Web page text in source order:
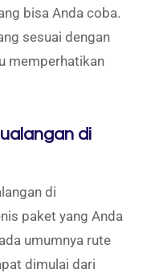
bisa Anda coba.
sesuai dengan
memperhatikan
di
di
paket yang Anda
umumnya rute
dimulai dari